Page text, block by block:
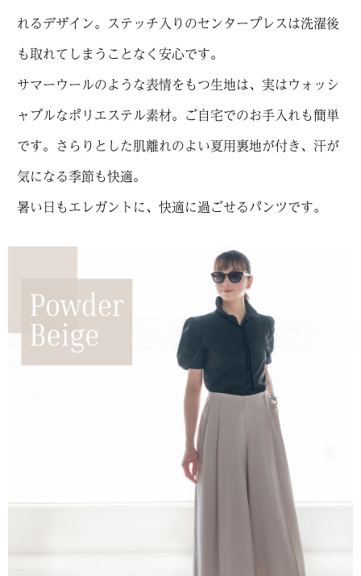
れるデザイン。ステッチ入りのセンタープレスは洗濯後
も取れてしまうことなく安心です。
サマーウールのような表情をもつ生地は、実はウォッシ
ャブルなポリエステル素材。ご自宅でのお手入れも簡単
です。さらりとした肌離れのよい夏用裏地が付き、汗が
気になる季節も快適。
暑い日もエレガントに、快適に過ごせるパンツです。